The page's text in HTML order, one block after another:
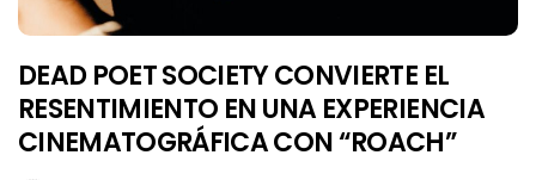
DEAD POET SOCIETY CONVIERTE EL
RESENTIMIENTO EN UNA EXPERIENCIA
CINEMATOGRÁFICA CON “ROACH”